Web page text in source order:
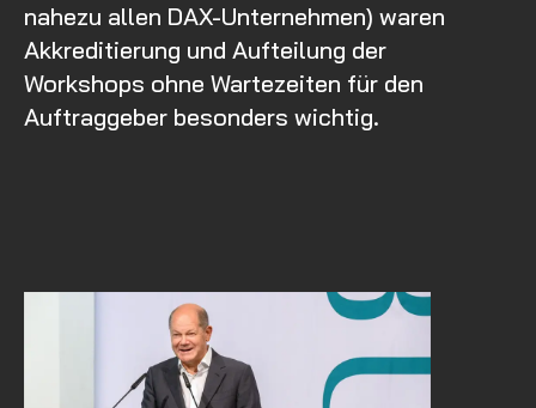
nahezu allen DAX-Unternehmen) waren
Akkreditierung und Aufteilung der
Workshops ohne Wartezeiten für den
Auftraggeber besonders wichtig.